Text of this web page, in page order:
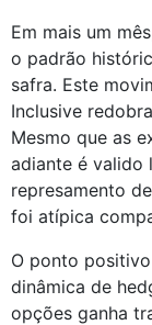
Em mais um
o padrão
safra. Este
Inclusive
Mesmo que as
adiante é valido
represamento
foi atípica
O ponto
dinâmica de
opções ganha